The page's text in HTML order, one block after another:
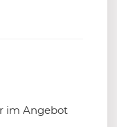
im Angebot